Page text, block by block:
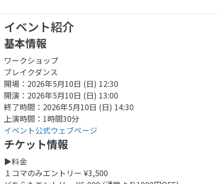
イベント紹介
基本情報
ワークショップ
ブレイクダンス
開場：2026年5月10日 (日) 12:30
開演：2026年5月10日 (日) 13:00
終了時間：2026年5月10日 (日) 14:30
上演時間：1時間30分
イベント公式ウェブページ
チケット情報
▶︎料金
１コマのみエントリー ¥3,500